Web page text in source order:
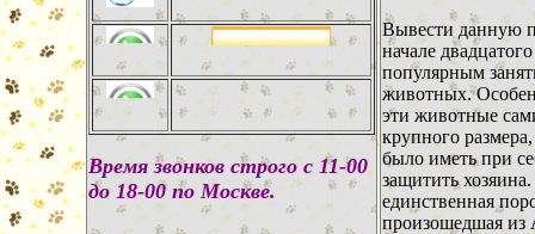
Время звонков строго с 11-00
до 18-00 по Москве.
Вывести данную
начале
популярным
животных.
эти животные
крупного
было иметь при
защитить
единственная
произошедшая из